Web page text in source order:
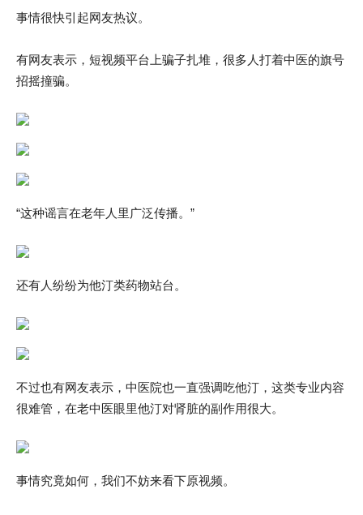
事情很快引起网友热议。
有网友表示，短视频平台上骗子扎堆，很多人打着中医的旗号
招摇撞骗。
“这种谣言在老年人里广泛传播。”
还有人纷纷为他汀类药物站台。
不过也有网友表示，中医院也一直强调吃他汀，这类专业内容
很难管，在老中医眼里他汀对肾脏的副作用很大。
事情究竟如何，我们不妨来看下原视频。